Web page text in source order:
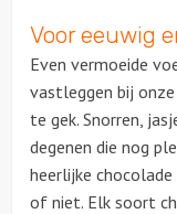
Voor eeuwig
Even vermoeide
vastleggen bij
te gek. Snorren,
degenen die nog
heerlijke
of niet. Elk soort